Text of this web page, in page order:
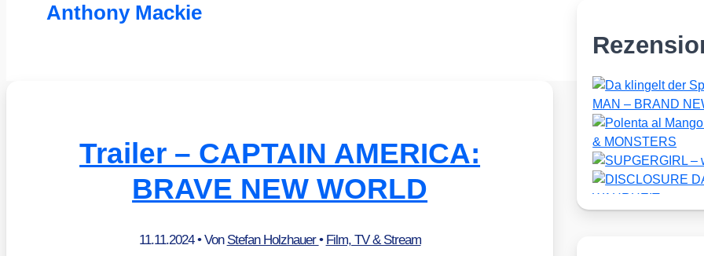
Anthony Mackie
Trailer – CAPTAIN AMERICA:
BRAVE NEW WORLD
11.11.2024• Von Stefan Holzhauer• Film, TV & Stream